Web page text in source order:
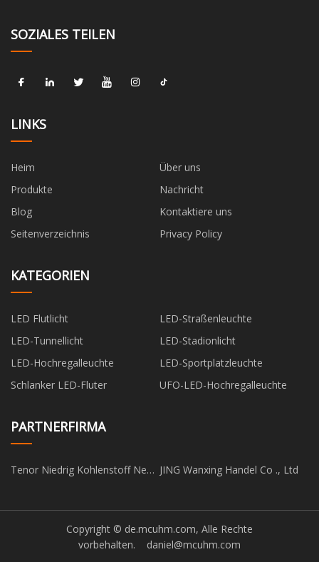
SOZIALES TEILEN
LINKS
Heim
Über uns
Produkte
Nachricht
Blog
Kontaktiere uns
Seitenverzeichnis
Privacy Policy
KATEGORIEN
LED Flutlicht
LED-Straßenleuchte
LED-Tunnellicht
LED-Stadionlicht
LED-Hochregalleuchte
LED-Sportplatzleuchte
Schlanker LED-Fluter
UFO-LED-Hochregalleuchte
PARTNERFIRMA
Tenor Niedrig Kohlenstoff Neu
JING Wanxing Handel Co ., Ltd
Copyright © de.mcuhm.com, Alle Rechte
vorbehalten. daniel@mcuhm.com